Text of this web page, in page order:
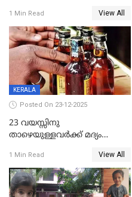
59 വർഷം തടവും 90,൦൦൦ രൂപ
പിഴയും ശിക്ഷ
1 Min Read View All
KERALA
Posted On 23-12-2025
23 വയസ്സിനു
താഴെയുള്ളവർക്ക് മദ്യം
നടപടി;സ്ഥാപനങ്ങൾക്കെതിരെ
രണ്ട് കേസുകൾ
1 Min Read View All